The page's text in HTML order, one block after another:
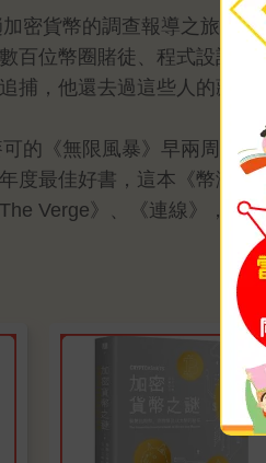
密貨幣的調查報導之旅。
百位幣圈賭徒、程式設計
捕，他還去過這些人的藏身
的《無限風暴》早兩周上
度最佳好書，這本《幣漲
Verge》、《連線》，我